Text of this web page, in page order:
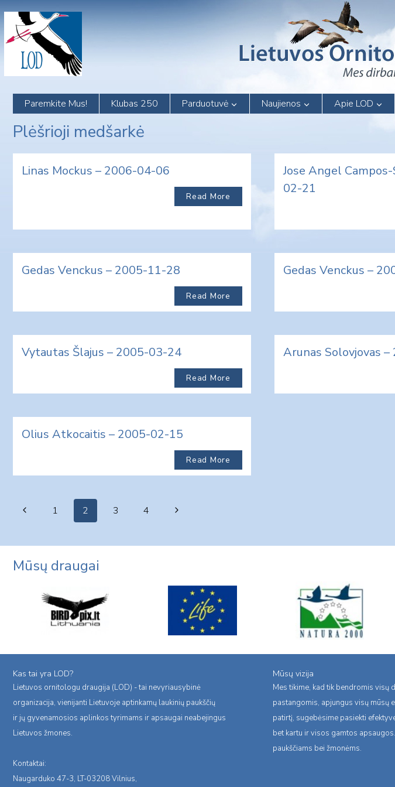
content
Paremkite Mus! Klubas 250 Parduotuvė Naujienos Apie LOD
Plėšrioji medšarkė
Linas Mockus – 2006-04-06
Read More
Jose Angel
02-21
Gedas Venckus – 2005-11-28
Read More
Gedas Venckus –
Vytautas Šlajus – 2005-03-24
Read More
Arunas Solovjovas
Olius Atkocaitis – 2005-02-15
Read More
Page
Previous1 2 3 4
Next
Mūsų draugai
Kas tai yra LOD?
Lietuvos ornitologu draugija (LOD) - tai nevyriausybinė
organizacija, vienijanti Lietuvoje aptinkamų laukinių paukščių
ir jų gyvenamosios aplinkos tyrimams ir apsaugai neabejingus
Lietuvos žmones.
Kontaktai:
Naugarduko 47-3, LT-03208 Vilnius,
Mūsų vizija
Mes tikime, kad tik bendromis visų
pastangomis, apjungus visų mūsų
patirtį, sugebėsime pasiekti
bet kartu ir visos gamtos
paukščiams bei žmonėms.